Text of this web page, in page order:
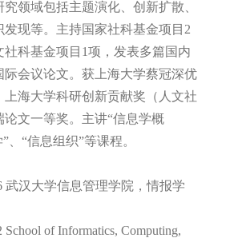
领域包括主题演化、创新扩散、
发现等。主持国家社科基金项目2
社科基金项目1项，发表多篇国内
际会议论文。获上海大学蔡冠深优
上海大学科研创新贡献奖（人文社
论文一等奖。主讲“信息学概
、“信息组织”等课程。
武汉大学信息管理学院，情报学
School of Informatics, Computing,